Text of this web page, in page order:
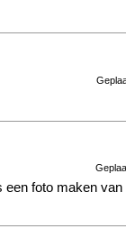
een foto maken